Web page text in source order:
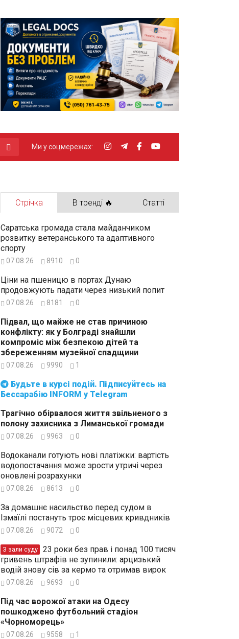
Ми у соцмережах:
Стрічка В тренді 🔥 Статті
Бессарабію INFORM у Telegram
Саратська громада стала майданчиком
розвитку ветеранського та адаптивного
спорту
07.08.26 8910 0
Ціни на пшеницю в портах Дунаю
продовжують падати через низький попит
07.08.26 8181 0
Підвал, що майже не став причиною
конфлікту: як у Болграді знайшли
компроміс між безпекою дітей та
збереженням музейної спадщини
07.08.26 9990 1
Трагічно обірвалося життя звільненого з
полону захисника з Лиманської громади
07.08.26 9963 0
Водоканали готують нові платіжки: вартість
водопостачання може зрости утричі через
оновлені розрахунки
07.08.26 8613 0
За домашнє насильство перед судом в
Ізмаїлі постануть троє місцевих кривдників
07.08.26 9072 0
З зали суду
гривень штрафів не зупинили: арцизький
водій знову сів за кермо та отримав вирок
07.08.26 9693 0
Під час ворожої атаки на Одесу
пошкоджено футбольний стадіон
«Чорноморець»
07.08.26 9558 1